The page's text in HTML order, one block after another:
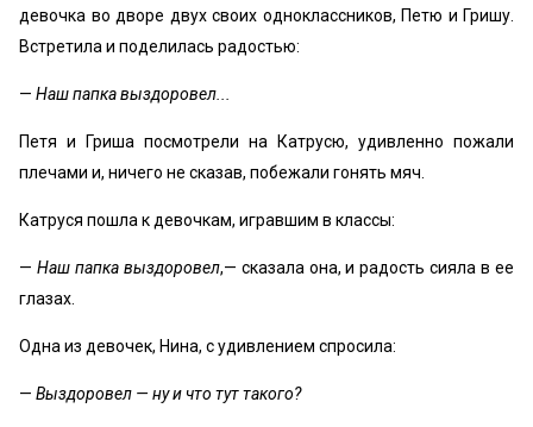
девочка во дворе двух своих одноклассников, Петю и Гришу.
Встретила и поделилась радостью:
— Наш папка выздоровел...
Петя и Гриша посмотрели на Катрусю, удивленно пожали
плечами и, ничего не сказав, побежали гонять мяч.
Катруся пошла к девочкам, игравшим в классы:
— Наш папка выздоровел,— сказала она, и радость сияла в ее
глазах.
Одна из девочек, Нина, с удивлением спросила:
— Выздоровел — ну и что тут такого?